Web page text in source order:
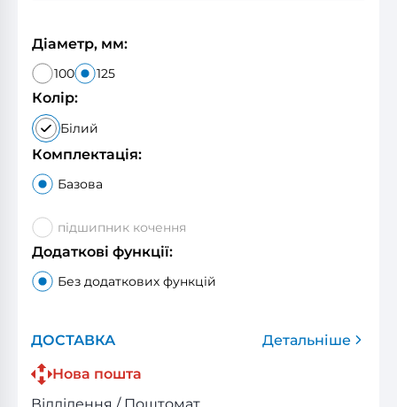
Діаметр, мм:
100 125
Колір:
Білий
Комплектація:
Базова
підшипник кочення
Додаткові функції:
Без додаткових функцій
ДОСТАВКА
Детальніше
Нова пошта